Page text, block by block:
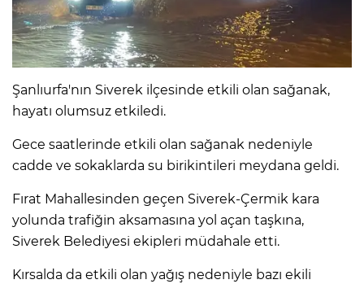
Şanlıurfa'nın Siverek ilçesinde etkili olan sağanak,
hayatı olumsuz etkiledi.
Gece saatlerinde etkili olan sağanak nedeniyle
cadde ve sokaklarda su birikintileri meydana geldi.
Fırat Mahallesinden geçen Siverek-Çermik kara
yolunda trafiğin aksamasına yol açan taşkına,
Siverek Belediyesi ekipleri müdahale etti.
Kırsalda da etkili olan yağış nedeniyle bazı ekili